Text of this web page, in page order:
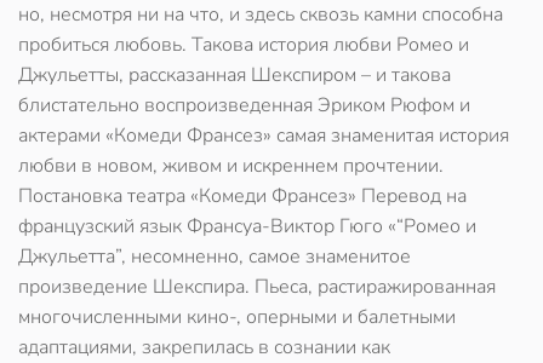
но, несмотря ни на что, и здесь сквозь камни способна
пробиться любовь. Такова история любви Ромео и
Джульетты, рассказанная Шекспиром – и такова
блистательно воспроизведенная Эриком Рюфом и
актерами «Комеди Франсез» самая знаменитая история
любви в новом, живом и искреннем прочтении.
Постановка театра «Комеди Франсез» Перевод на
французский язык Франсуа-Виктор Гюго «“Ромео и
Джульетта”, несомненно, самое знаменитое
произведение Шекспира. Пьеса, растиражированная
многочисленными кино-, оперными и балетными
адаптациями, закрепилась в сознании как